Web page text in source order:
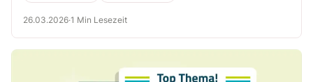
26.03.2026·1 Min Lesezeit